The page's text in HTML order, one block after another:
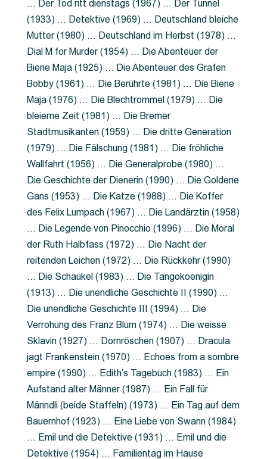
… Der Tod ritt dienstags (1967) … Der Tunnel
(1933) … Detektive (1969) … Deutschland bleiche
Mutter (1980) … Deutschland im Herbst (1978) …
Dial M for Murder (1954) … Die Abenteuer der
Biene Maja (1925) … Die Abenteuer des Grafen
Bobby (1961) … Die Berührte (1981) … Die Biene
Maja (1976) … Die Blechtrommel (1979) … Die
bleierne Zeit (1981) … Die Bremer
Stadtmusikanten (1959) … Die dritte Generation
(1979) … Die Fälschung (1981) … Die fröhliche
Wallfahrt (1956) … Die Generalprobe (1980) …
Die Geschichte der Dienerin (1990) … Die Goldene
Gans (1953) … Die Katze (1988) … Die Koffer
des Felix Lumpach (1967) … Die Landärztin (1958)
… Die Legende von Pinocchio (1996) … Die Moral
der Ruth Halbfass (1972) … Die Nacht der
reitenden Leichen (1972) … Die Rückkehr (1990)
… Die Schaukel (1983) … Die Tangokoenigin
(1913) … Die unendliche Geschichte II (1990) …
Die unendliche Geschichte III (1994) … Die
Verrohung des Franz Blum (1974) … Die weisse
Sklavin (1927) … Dornröschen (1907) … Dracula
jagt Frankenstein (1970) … Echoes from a sombre
empire (1990) … Edith’s Tagebuch (1983) … Ein
Aufstand alter Männer (1987) … Ein Fall für
Männdli (beide Staffeln) (1973) … Ein Tag auf dem
Bauernhof (1923) … Eine Liebe von Swann (1984)
… Emil und die Detektive (1931) … Emil und die
Detektive (1954) … Familientag im Hause